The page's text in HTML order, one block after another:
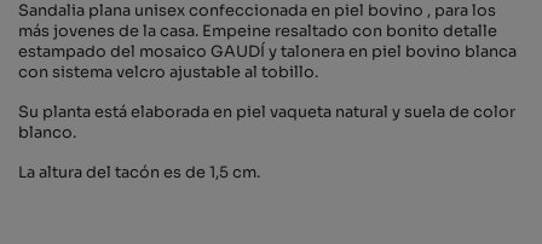
Sandalia plana unisex confeccionada en piel bovino , para los
más jovenes de la casa. Empeine resaltado con bonito detalle
estampado del mosaico GAUDÍ y talonera en piel bovino blanca
con sistema velcro ajustable al tobillo.
Su planta está elaborada en piel vaqueta natural y suela de color
blanco.
La altura del tacón es de 1,5 cm.